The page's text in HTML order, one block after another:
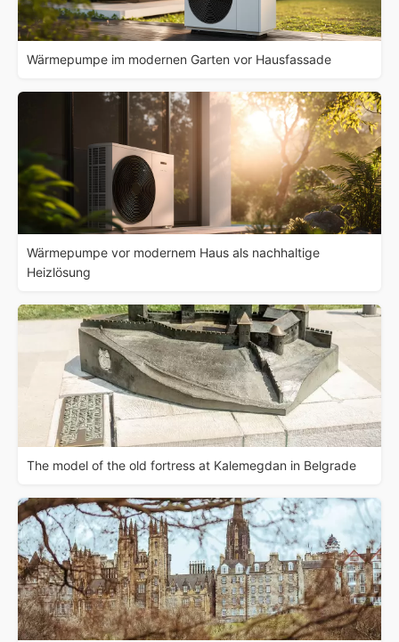
Wärmepumpe im modernen Garten vor Hausfassade
Wärmepumpe vor modernem Haus als nachhaltige
Heizlösung
The model of the old fortress at Kalemegdan in Belgrade